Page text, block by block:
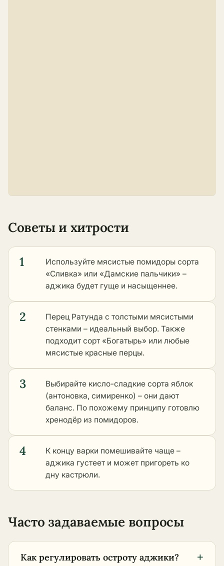
Советы и хитрости
1
Используйте мясистые помидоры сорта
«Сливка» или «Дамские пальчики» –
аджика будет гуще и насыщеннее.
2
Перец Ратунда с толстыми мясистыми
стенками – идеальный выбор. Также
подходит сорт «Богатырь» или любые
мясистые красные перцы.
3
Выбирайте кисло-сладкие сорта яблок
(антоновка, симиренко) – они дают
баланс. По похожему принципу готовлю
хренодёр из помидоров.
4
К концу варки помешивайте чаще –
аджика густеет и может пригореть ко
дну кастрюли.
Часто задаваемые вопросы
Как регулировать остроту аджики? +